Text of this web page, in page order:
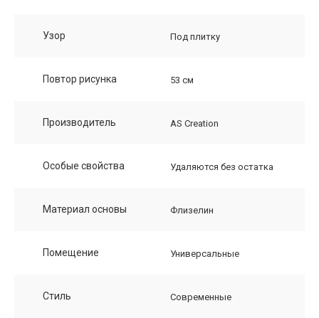
Узор Под плитку
Повтор рисунка 53 см
Производитель AS Creation
Особые свойства Удаляются без остатка
Материал основы Флизелин
Помещение Универсальные
Стиль Современные